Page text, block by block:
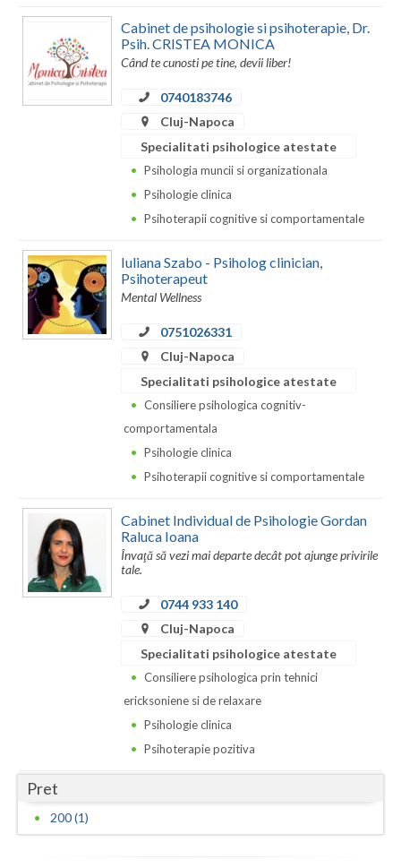
Dolj
Galati
Hunedoara
Ialomita
Iasi
Prahova
Timis
Tulcea
Cabinet de psihologie si psihoterapie, Dr.
Psih. CRISTEA MONICA
Când te cunosti pe tine, devii liber!
0740183746
Cluj-Napoca
Specialitati psihologice atestate
Psihologia muncii si organizationala
Psihologie clinica
Psihoterapii cognitive si comportamentale
Iuliana Szabo - Psiholog clinician,
Psihoterapeut
Mental Wellness
0751026331
Cluj-Napoca
Specialitati psihologice atestate
Consiliere psihologica cognitiv-
comportamentala
Psihologie clinica
Psihoterapii cognitive si comportamentale
Cabinet Individual de Psihologie Gordan
Raluca Ioana
Învaţă să vezi mai departe decât pot ajunge privirile
tale.
0744 933 140
Cluj-Napoca
Specialitati psihologice atestate
Consiliere psihologica prin tehnici
ericksoniene si de relaxare
Psihologie clinica
Psihoterapie pozitiva
Pret
200 (1)